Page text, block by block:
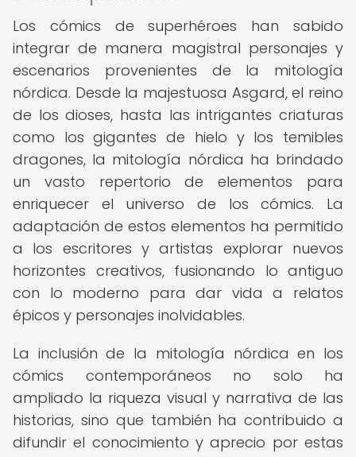
Los cómics de superhéroes han sabido
integrar de manera magistral personajes y
escenarios provenientes de la mitología
nórdica. Desde la majestuosa Asgard, el reino
de los dioses, hasta las intrigantes criaturas
como los gigantes de hielo y los temibles
dragones, la mitología nórdica ha brindado
un vasto repertorio de elementos para
enriquecer el universo de los cómics. La
adaptación de estos elementos ha permitido
a los escritores y artistas explorar nuevos
horizontes creativos, fusionando lo antiguo
con lo moderno para dar vida a relatos
épicos y personajes inolvidables.
La inclusión de la mitología nórdica en los
cómics contemporáneos no solo ha
ampliado la riqueza visual y narrativa de las
historias, sino que también ha contribuido a
difundir el conocimiento y aprecio por estas